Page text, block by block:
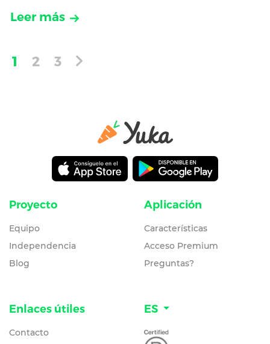
Leer más
1 2 3
Proyecto
Equipo
Independencia
Blog
Aplicación
Características
Acceso Premium
Preguntas?
Enlaces útiles
Contacto
ES